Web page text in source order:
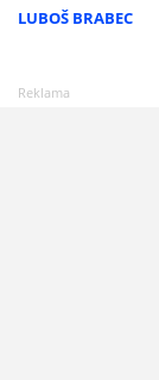
LUBOŠ BRABEC